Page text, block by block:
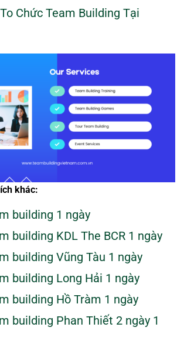
Chức Team Building Tại
khác:
building 1 ngày
building KDL The BCR 1 ngày
building Vũng Tàu 1 ngày
building Long Hải 1 ngày
building Hồ Tràm 1 ngày
building Phan Thiết 2 ngày 1